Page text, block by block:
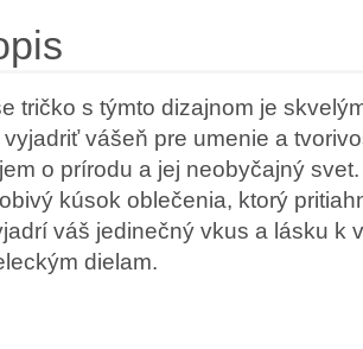
tričko s týmto dizajnom je
vyjadriť vášeň pre umenie a
o prírodu a jej neobyčajný
kúsok oblečenia, ktorý
váš jedinečný vkus a lásku k
dielam.